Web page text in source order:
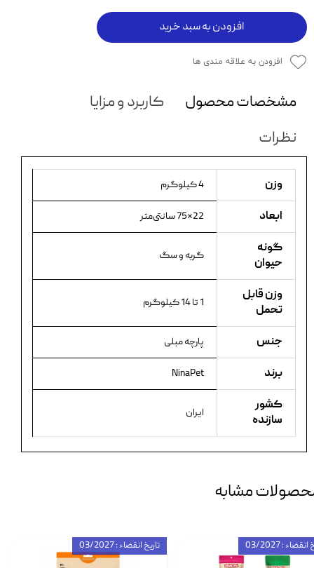
افزودن به سبد خرید
افزودن به علاقه مندی ها
مشخصات محصول
کاربرد و مزایا
نظرات
وزن 4 کیلوگرم
ابعاد 22×75 سانتی‌متر
گونه
حیوان
گربه و سگ
وزن قابل
تحمل
1 تا 14 کیلوگرم
جنس پارچه مبلی
برند NinaPet
کشور
سازنده
ایران
مشابه
تاریخ انقضاء : 03/2027 : 03/2027